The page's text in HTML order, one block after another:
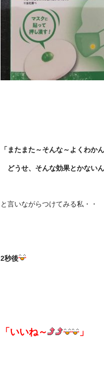
「またまた～そんな～よくわか
どうせ、そんな効果とかない
と言いながらつけてみる私・・
2秒後
「いいね～ 」